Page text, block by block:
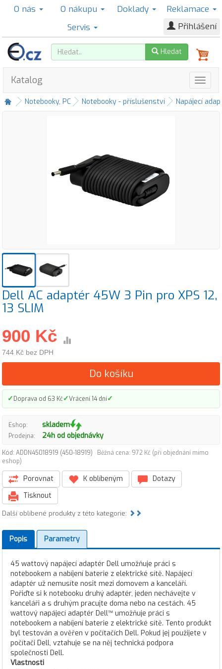
O nás O nákupu Doklady
Reklamace
Servis
Přihlášení
Hledat
Katalog
Notebooky, PC Notebooky - příslušenství Napájecí
Dell AC adaptér 45W 3 Pin pro XPS 12,
13 SLIM
900 Kč
744 Kč bez DPH
Do košíku
✓Doprava od 63 Kč✓Vrácení 14 dní✓
Eshop: skladem
Prodejna: 24h od objednávky
Kód: ADDN45018919 (450-18919)
Běžná cena: 972 Kč (při objednání mimo
eshop)
Porovnat K oblíbeným
Dotazy
Tisknout
Další oblíbené produkty z této kategorie:
Popis Parametry
45 wattový napájecí adaptér Dell umožňuje práci s
notebookem a nabíjení baterie z elektrické sítě. Napájecí
adaptér už nemusíte nosit mezi domovem a kanceláří.
Pořiďte si k notebooku druhý adaptér, jeden nechávejte v
kanceláři a s druhým pracujte doma nebo na cestách. 45
wattový napájecí adaptér Dell™ umožňuje práci s
notebookem a nabíjení baterie z elektrické sítě. Tento produkt
byl testován a ověřen v počítačích Dell. Pokud jej použijete v
počítači Dell, vztahuje se na něj technická podpora
společnosti Dell.
Vlastnosti